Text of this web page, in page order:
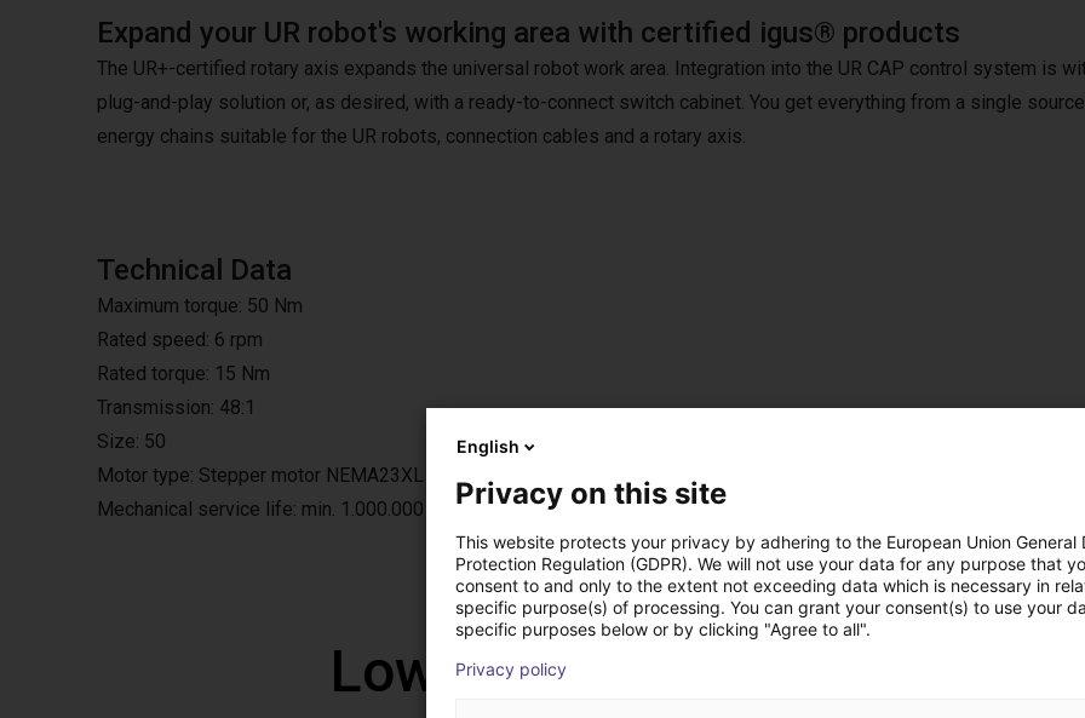
Expand your UR robot's working area with certified igus® products
The UR+-certified rotary axis expands the universal robot work area. Integration into the UR CAP control system is
plug-and-play solution or, as desired, with a ready-to-connect switch cabinet. You get everything from a single
energy chains suitable for the UR robots, connection cables and a rotary axis.
Technical Data
Maximum torque: 50 Nm
Rated speed: 6 rpm
Rated torque: 15 Nm
Transmission: 48:1
Size: 50
Motor type: Stepper motor NEMA23XL
Mechanical service life: min. 1.000.000 cycles
Low Cost Lösungen erstellt
English
Privacy on this site
This website protects your privacy by adhering to the European Union General
Protection Regulation (GDPR). We will not use your data for any purpose that
consent to and only to the extent not exceeding data which is necessary in
specific purpose(s) of processing. You can grant your consent(s) to use your
specific purposes below or by clicking "Agree to all".
Privacy policy